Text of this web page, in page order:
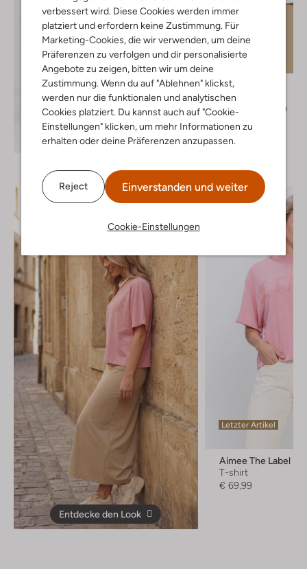
verbessert wird. Diese Cookies werden immer
platziert und erfordern keine Zustimmung. Für
Marketing-Cookies, die wir verwenden, um deine
Präferenzen zu verfolgen und dir personalisierte
Angebote zu zeigen, bitten wir um deine
Zustimmung. Wenn du auf "Ablehnen" klickst,
werden nur die funktionalen und analytischen
Cookies platziert. Du kannst auch auf "Cookie-
Einstellungen" klicken, um mehr Informationen zu
erhalten oder deine Präferenzen anzupassen.
Reject Einverstanden und weiter
Cookie-Einstellungen
Entdecke den Look
Letzter Artikel
Penn & Ink
Pullover
€ 99,99
€ 79,99
+ mehr farben
Entdecke den Look
Letzter Artikel
Aimee The Label
T-shirt
€ 69,99